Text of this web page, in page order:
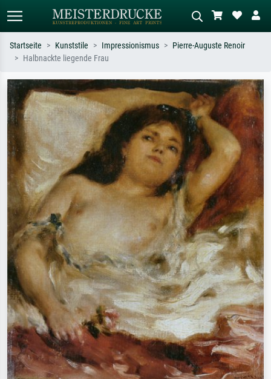
Suchen Sie nach Künstlern, Werktiteln
oder Stilen – z.B. Monet,
Sternennacht, Impressionismus, Welle
Hokusai, Akt.
Beschreiben Sie die Szene – z.B. Grüne
Wiese, Abstrakt mit viel Rot, Dunkles
Ölgemälde, Stehender Akt neben einem
Baum.
Startseite Kunststile Impressionismus
Pierre-Auguste Renoir
Halbnackte liegende Frau